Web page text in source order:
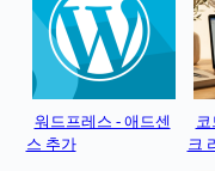
워드프레스 - 애드센
스 추가
크